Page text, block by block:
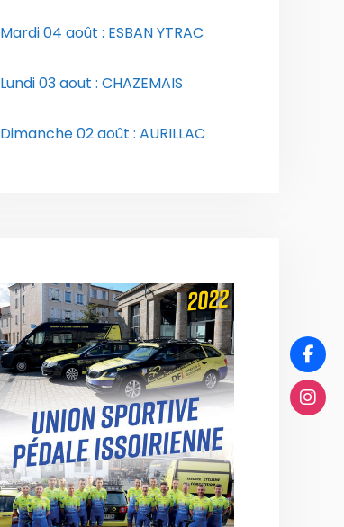
Mardi 04 août : ESBAN YTRAC
Lundi 03 aout : CHAZEMAIS
Dimanche 02 août : AURILLAC